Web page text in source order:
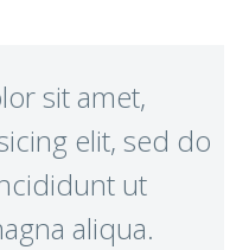
sit amet,
elit, sed do
ut
aliqua.